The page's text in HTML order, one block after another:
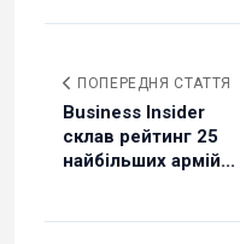
ПОПЕРЕДНЯ СТАТТЯ
Business Insider
склав рейтинг 25
найбільших армій...